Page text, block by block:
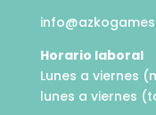
Horario laboral
Lunes a viernes
lunes a viernes